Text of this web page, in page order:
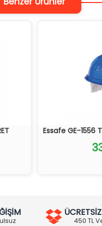
Essafe GE-1556
450 TL